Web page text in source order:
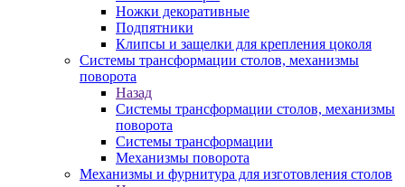
Ножки декоративные
Подпятники
Клипсы и защелки для крепления цоколя
Системы трансформации столов, механизмы
поворота
Назад
Системы трансформации столов, механизмы
поворота
Системы трансформации
Механизмы поворота
Механизмы и фурнитура для изготовления столов